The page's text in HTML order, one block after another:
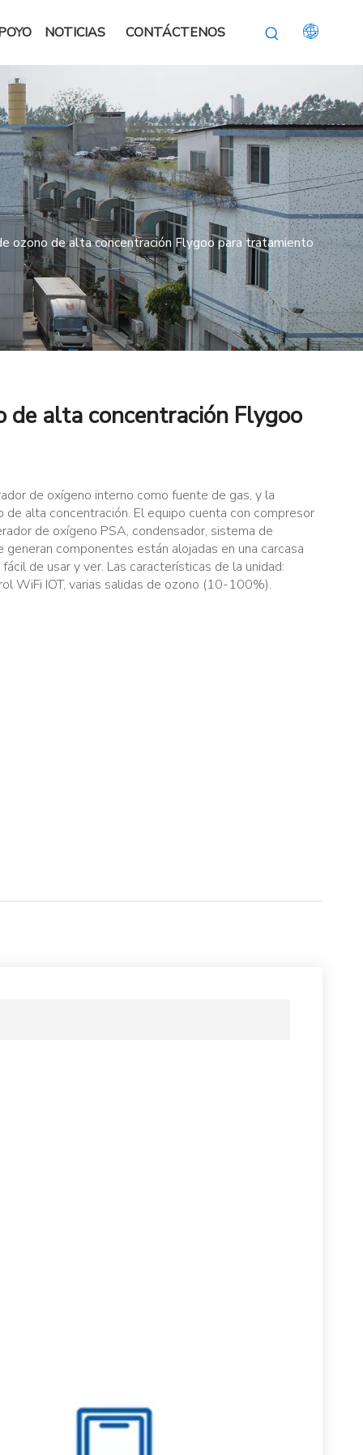
NOTICIAS CONTÁCTENOS
ozono de alta concentración Flygoo para tratamiento
de alta concentración Flygoo
de oxígeno interno como fuente de gas, y la
alta concentración. El equipo cuenta con compresor
de oxígeno PSA, condensador, sistema de
componentes están alojadas en una carcasa
de usar y ver. Las características de la unidad:
WiFi IOT, varias salidas de ozono (10-100%).